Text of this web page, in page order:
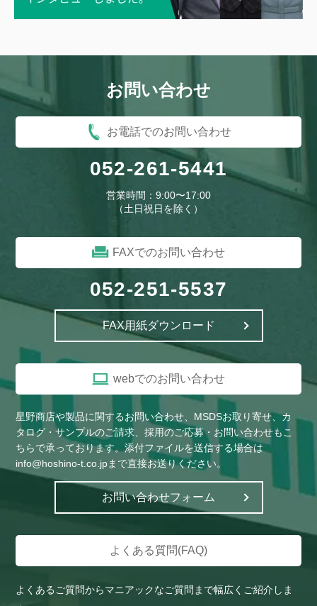
お問い合わせ
お電話でのお問い合わせ
052-261-5441
営業時間：9:00〜17:00
（土日祝日を除く）
FAXでのお問い合わせ
052-251-5537
FAX用紙ダウンロード
webでのお問い合わせ
星野商店や製品に関するお問い合わせ、MSDSお取り寄せ、カ
タログ・サンプルのご請求、採用のご応募・お問い合わせもこ
ちらで承っております。添付ファイルを送信する場合は
info@hoshino-t.co.jpまで直接お送りください。
お問い合わせフォーム
よくある質問(FAQ)
よくあるご質問からマニアックなご質問まで幅広くご紹介しま